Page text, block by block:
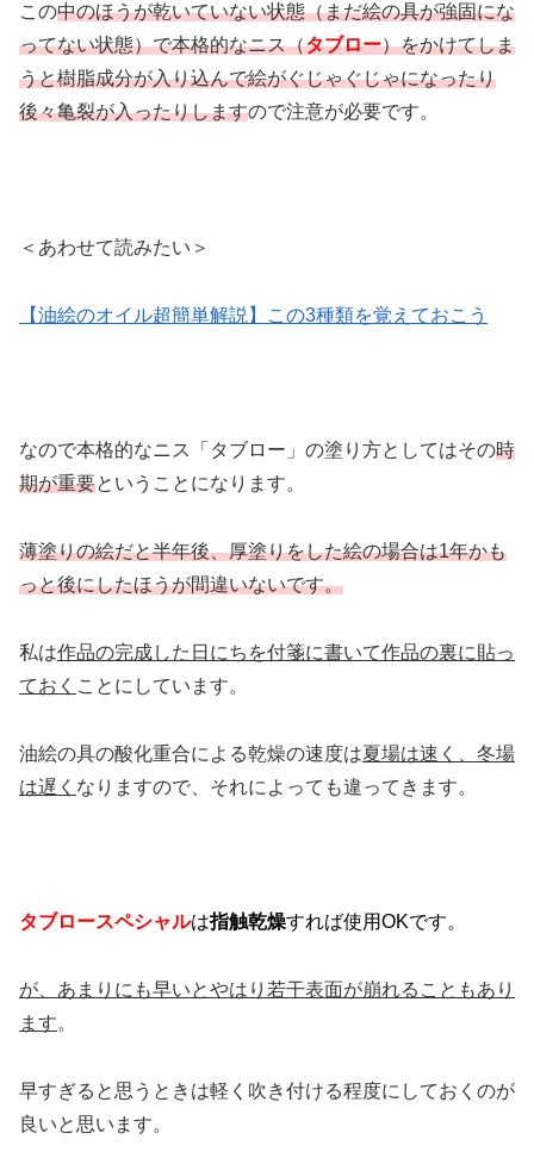
この中のほうが乾いていない状態（まだ絵の具が強固にな
ってない状態）で本格的なニス（タブロー）をかけてしま
うと樹脂成分が入り込んで絵がぐじゃぐじゃになったり
後々亀裂が入ったりしますので注意が必要です。
＜あわせて読みたい＞
【油絵のオイル超簡単解説】この3種類を覚えておこう
なので本格的なニス「タブロー」の塗り方としてはその時
期が重要ということになります。
薄塗りの絵だと半年後、厚塗りをした絵の場合は1年かも
っと後にしたほうが間違いないです。
私は作品の完成した日にちを付箋に書いて作品の裏に貼っ
ておく ことにしています。
油絵の具の酸化重合による乾燥の速度は夏場は速く、冬場
は遅く なりますので、それによっても違ってきます。
タブロースペシャルは指触乾燥すれば使用OKです。
が、あまりにも早いとやはり若干表面が崩れることもあり
ます。
早すぎると思うときは軽く吹き付ける程度にしておくのが
良いと思います。